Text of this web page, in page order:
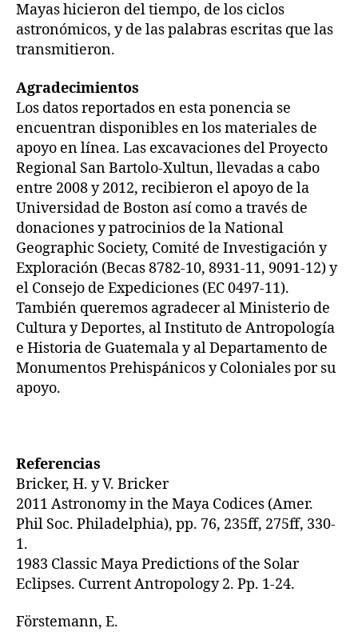
Mayas hicieron del tiempo, de los ciclos
astronómicos, y de las palabras escritas que las
transmitieron.
Agradecimientos
Los datos reportados en esta ponencia se
encuentran disponibles en los materiales de
apoyo en línea. Las excavaciones del Proyecto
Regional San Bartolo-Xultun, llevadas a cabo
entre 2008 y 2012, recibieron el apoyo de la
Universidad de Boston así como a través de
donaciones y patrocinios de la National
Geographic Society, Comité de Investigación y
Exploración (Becas 8782-10, 8931-11, 9091-12) y
el Consejo de Expediciones (EC 0497-11).
También queremos agradecer al Ministerio de
Cultura y Deportes, al Instituto de Antropología
e Historia de Guatemala y al Departamento de
Monumentos Prehispánicos y Coloniales por su
apoyo.
Referencias
Bricker, H. y V. Bricker
2011 Astronomy in the Maya Codices (Amer.
Phil Soc. Philadelphia), pp. 76, 235ff, 275ff, 330-
1.
1983 Classic Maya Predictions of the Solar
Eclipses. Current Antropology 2. Pp. 1-24.
Förstemann, E.